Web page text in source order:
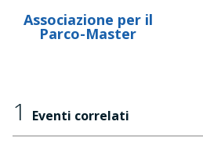
Associazione per il
Parco-Master
1 Eventi correlati